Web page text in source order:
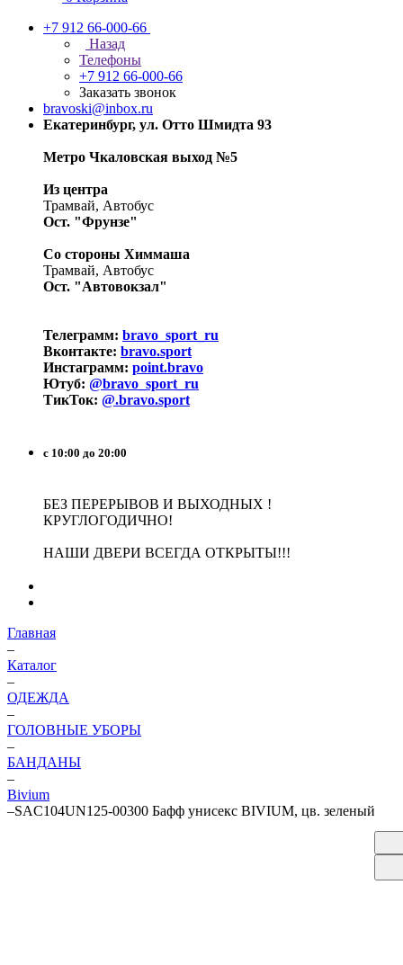
+7 912 66-000-66
Назад
Телефоны
+7 912 66-000-66
Заказать звонок
bravoski@inbox.ru
Екатеринбург, ул. Отто Шмидта 93
Метро Чкаловская выход №5
Из центра
Трамвай, Автобус
Ост. "Фрунзе"
Со стороны Химмаша
Трамвай, Автобус
Ост. "Автовокзал"
Телеграмм: bravo_sport_ru
Вконтакте: bravo.sport
Инстаграмм: point.bravo
Ютуб: @bravo_sport_ru
ТикТок: @.bravo.sport
с 10:00 до 20:00
БЕЗ ПЕРЕРЫВОВ И ВЫХОДНЫХ !
КРУГЛОГОДИЧНО!
НАШИ ДВЕРИ ВСЕГДА ОТКРЫТЫ!!!
Главная
–
Каталог
–
ОДЕЖДА
–
ГОЛОВНЫЕ УБОРЫ
–
БАНДАНЫ
–
Bivium
–SAC104UN125-00300 Бафф унисекс BIVIUM, цв. зеленый